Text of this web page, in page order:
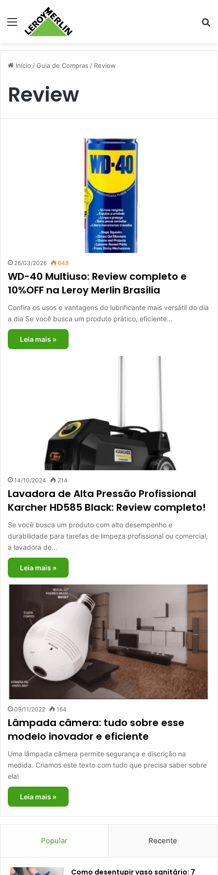
Menu
Início /Guia de Compras / Review
Review
26/03/2026 648
WD-40 Multiuso: Review completo e
10%OFF na Leroy Merlin Brasília
Confira os usos e vantagens do lubrificante mais versátil do dia
a dia Se você busca um produto prático, eficiente…
Leia mais »
14/10/2024 214
Lavadora de Alta Pressão Profissional
Karcher HD585 Black: Review completo!
Se você busca um produto com alto desempenho e
durabilidade para tarefas de limpeza profissional ou comercial,
a lavadora de…
Leia mais »
09/11/2022 164
Lâmpada câmera: tudo sobre esse
modelo inovador e eficiente
Uma lâmpada câmera permite segurança e discrição na
medida. Criamos este texto com tudo que precisa saber sobre
ela!
Leia mais »
Popular Recente
Como desentupir vaso sanitário: 7